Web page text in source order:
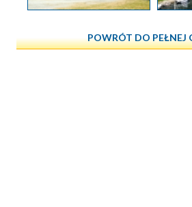
POWRÓT DO PEŁNEJ